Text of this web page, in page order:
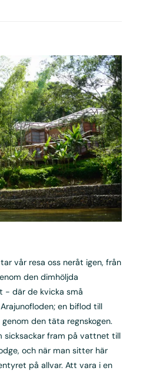
vår resa oss neråt igen, från
den dimhöljda
- där de kvicka små
en biflod till
den täta regnskogen.
sicksackar fram på vattnet till
och när man sitter här
på allvar. Att vara i en